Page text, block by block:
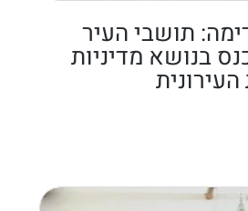
תושבי העיר
בנושא מדיניות